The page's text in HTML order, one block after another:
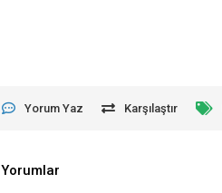
Yorum Yaz Karşılaştır
Yorumlar